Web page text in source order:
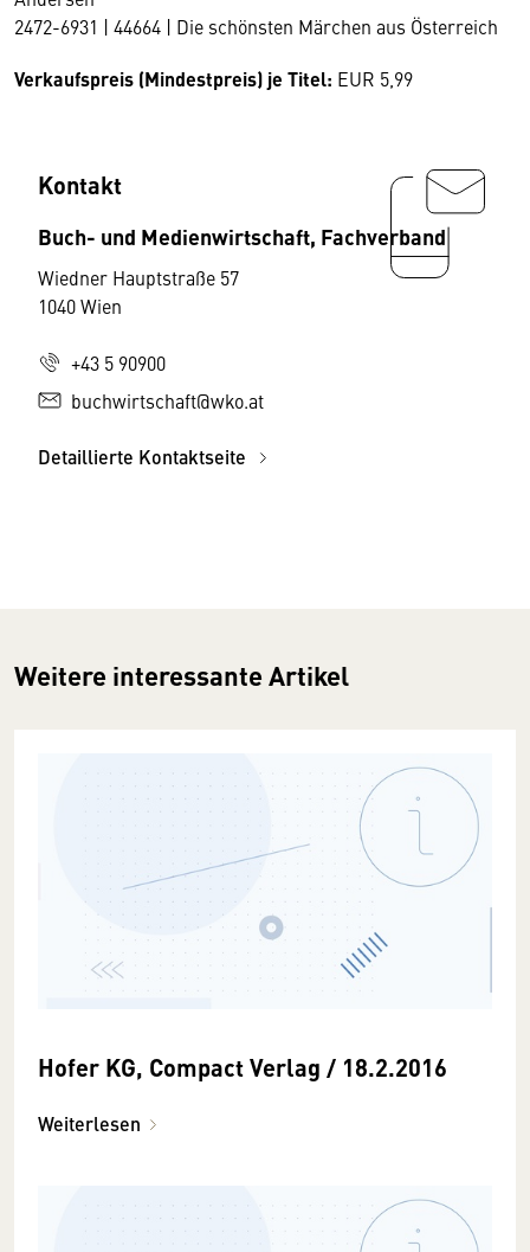
2472-6931 | 44664 | Die schönsten Märchen aus Österreich
Verkaufspreis (Mindestpreis) je Titel: EUR 5,99
Kontakt
Buch- und Medienwirtschaft, Fachverband
Wiedner Hauptstraße 57
1040 Wien
+43 5 90900
buchwirtschaft@wko.at
Detaillierte Kontaktseite
Weitere interessante Artikel
Hofer KG, Compact Verlag / 18.2.2016
Weiterlesen